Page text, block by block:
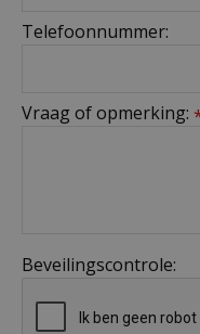
Telefoonnummer:
Vraag of opmerking:
Beveilingscontrole: